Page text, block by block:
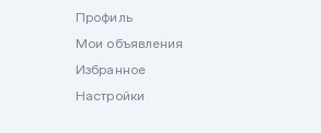
Профиль
Мои объявления
Избранное
Настройки